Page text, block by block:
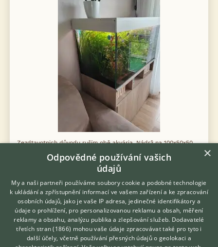
Zezdtavotnich důvodu ruším obě akvária. Nádrž na 100x50x50
mých dispozici. Současné prodám takeveskery obsah jde o
včera 07:42
Praha, okr. Hlavní město Praha
Spera 30×
Hledáte zvířecího kamaráda?
Zdarma vám poradí
×
Odpovědné používání vašich
údajů
My a naši partneři používáme soubory cookie a podobné technologie
k ukládání a zpřístupnění informací ve vašem zařízení a ke zpracování
osobních údajů, jako je vaše IP adresa, jedinečné identifikátory a
údaje o prohlížení, pro personalizovanou reklamu a obsah, měření
reklamy a obsahu, analýzu publika a zlepšování služeb. Dodavatelé
třetích stran (1866) mohou vaše údaje zpracovávat také pro tyto i
další účely, včetně používání přesných údajů o geolokaci a